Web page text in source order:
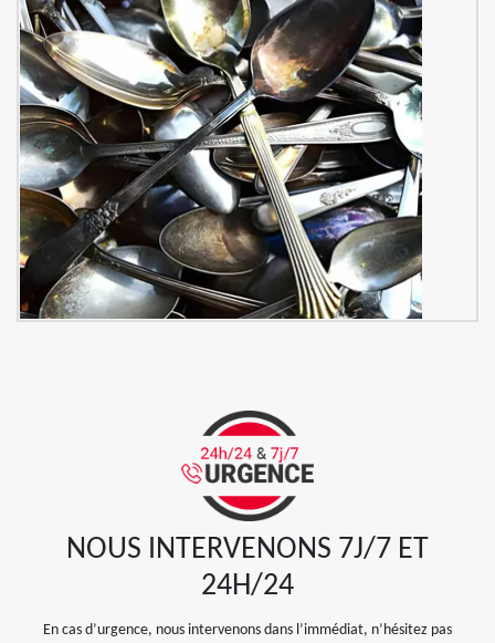
NOUS INTERVENONS 7J/7 ET
24H/24
En cas d’urgence, nous intervenons dans l’immédiat, n’hésitez pas